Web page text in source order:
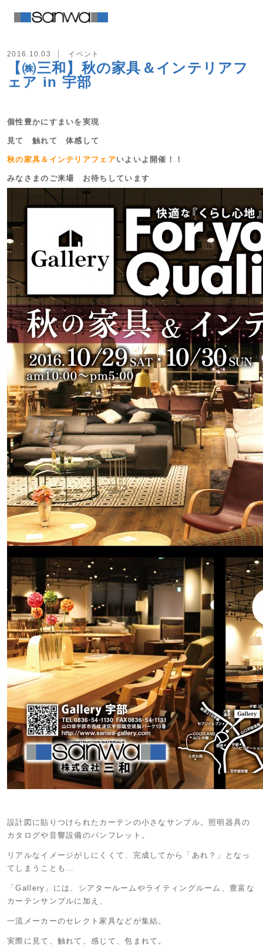
2016.10.03 イベント
【㈱三和】秋の家具＆インテリアフ
ェア in 宇部
個性豊かにすまいを実現
見て 触れて 体感して
秋の家具＆インテリアフェアいよいよ開催！！
みなさまのご来場 お待ちしています
設計図に貼りつけられたカーテンの小さなサンプル。照明器具の
カタログや音響設備のパンフレット。
リアルなイメージがしにくくて、完成してから「あれ？」となっ
てしまうことも…
「Gallery」には、シアタールームやライティングルーム、豊富な
カーテンサンプルに加え、
一流メーカーのセレクト家具などが集結。
実際に見て、触れて、感じて、包まれて。